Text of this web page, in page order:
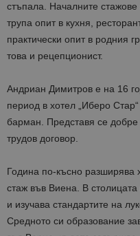
стъпала. Началните
трупа опит в кухня,
практически опит в родния
това и рецепционист.
Андриан Димитров е на 16
период в хотел „Иберо
барман. Представя се
трудов договор.
Година по-късно разширява
стаж във Виена. В столицата
и изучава стандартите на
Средното си образование